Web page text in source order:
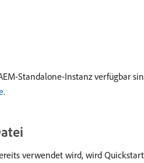
Standalone-Instanz verfügbar
.
verwendet wird, wird